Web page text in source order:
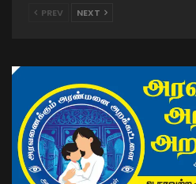
PREV NEXT